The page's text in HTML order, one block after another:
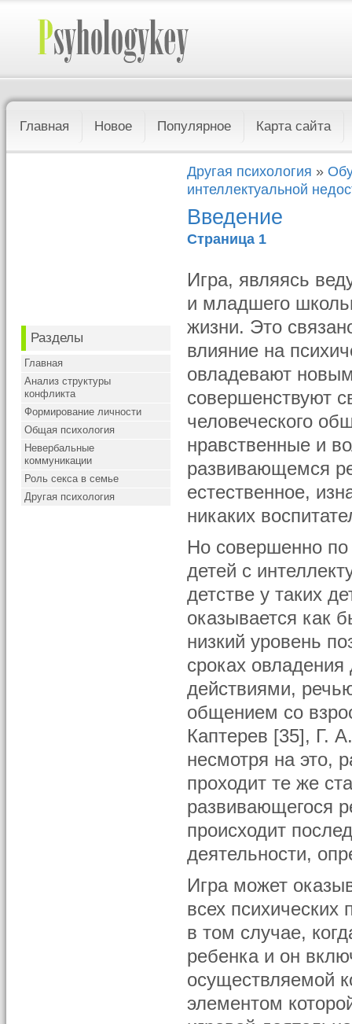
Главная Новое Популярное Карта сайта
Разделы
Главная
Анализ структуры
конфликта
Формирование личности
Общая психология
Невербальные
коммуникации
Роль секса в семье
Другая психология
Другая психология »
интеллектуальной
Введение
Страница 1
Игра, являясь
и младшего
жизни. Это
влияние на
овладевают
совершенствуют
человеческого
нравственные и
развивающемся
естественное,
никаких
Но совершенно по
детей с
детстве у таких
оказывается как
низкий уровень
сроках
действиями,
общением со
Каптерев [35], Г.
несмотря на это,
проходит те же
развивающегося
происходит
деятельности,
Игра может
всех
в том случае,
ребенка и он
осуществляемой
элементом